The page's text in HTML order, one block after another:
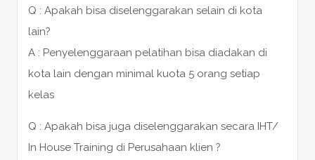
Q : Apakah bisa diselenggarakan selain di kota
lain?
A : Penyelenggaraan pelatihan bisa diadakan di
kota lain dengan minimal kuota 5 orang setiap
kelas
Q : Apakah bisa juga diselenggarakan secara IHT/
In House Training di Perusahaan klien ?